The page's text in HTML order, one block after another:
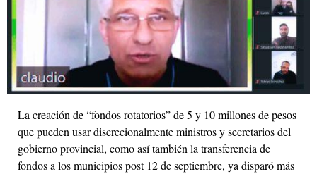
La creación de “fondos rotatorios” de 5 y 10 millones de pesos
que pueden usar discrecionalmente ministros y secretarios del
gobierno provincial, como así también la transferencia de
fondos a los municipios post 12 de septiembre, ya disparó más